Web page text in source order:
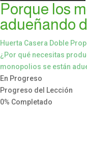
Porque los
adueñando
Huerta Casera Doble
¿Por qué necesitas
monopolios se están
En Progreso
Progreso del Lección
0% Completado